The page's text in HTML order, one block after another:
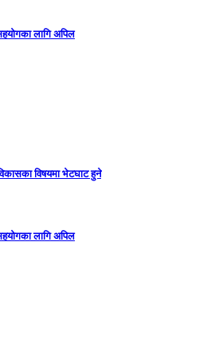
लागि अपिल
विषयमा भेटघाट हुने
लागि अपिल